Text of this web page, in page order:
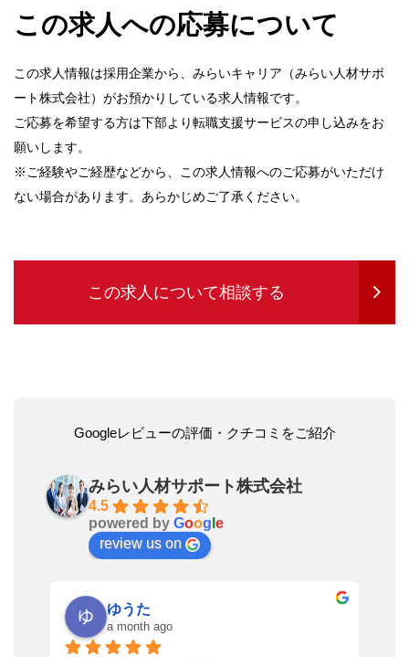
この求人への応募について
この求人情報は採用企業から、みらいキャリア（みらい人材サポ
ート株式会社）がお預かりしている求人情報です。
ご応募を希望する方は下部より転職支援サービスの申し込みをお
願いします。
※ご経験やご経歴などから、この求人情報へのご応募がいただけ
ない場合があります。あらかじめご了承ください。
この求人について相談する
Googleレビューの評価・クチコミをご紹介
みらい人材サポート株式会社
4.5
powered by Goog e
review us on
ゆうた
a month ago